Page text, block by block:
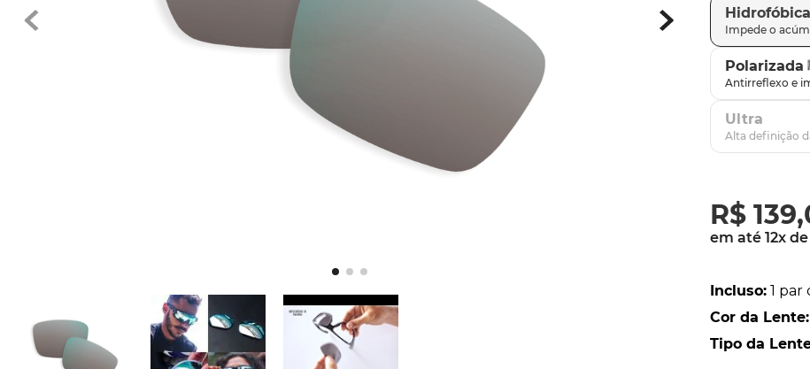
Hidrofóbica
Polarizada
Ultra
R$ 139,
em até12x de
Incluso: 1 par
Cor da Lente:
Tipo da
gascan